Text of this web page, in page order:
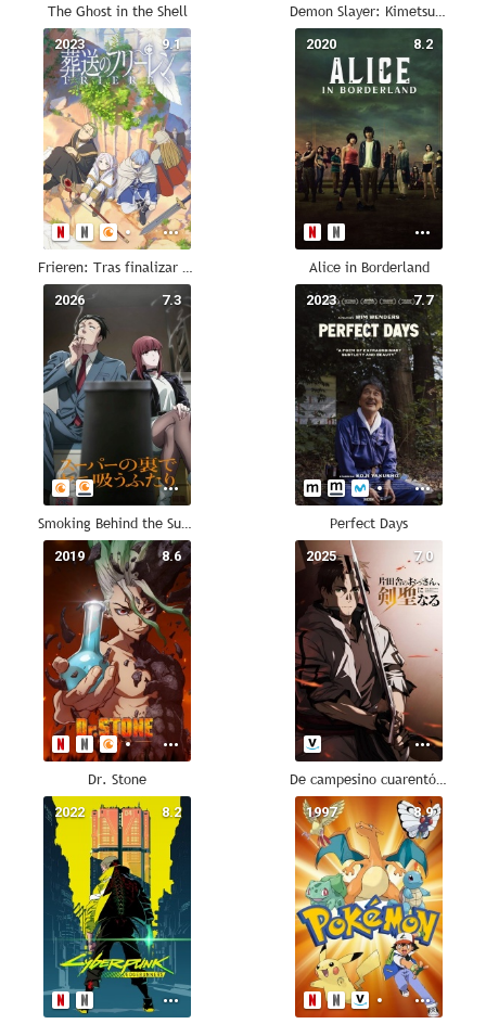
The Ghost in the Shell Demon Slayer: Kimetsu no Yaiba
9.1
2023
Frieren: Tras finalizar el viaje
8.2
2020
Alice in Borderland
7.3
2026
Smoking Behind the Supermarket with You
7.7
2023
Perfect Days
8.6
2019
Dr. Stone
7.0
2025
De campesino cuarentón a espadachín legendario
8.2
2022 8.9
1997